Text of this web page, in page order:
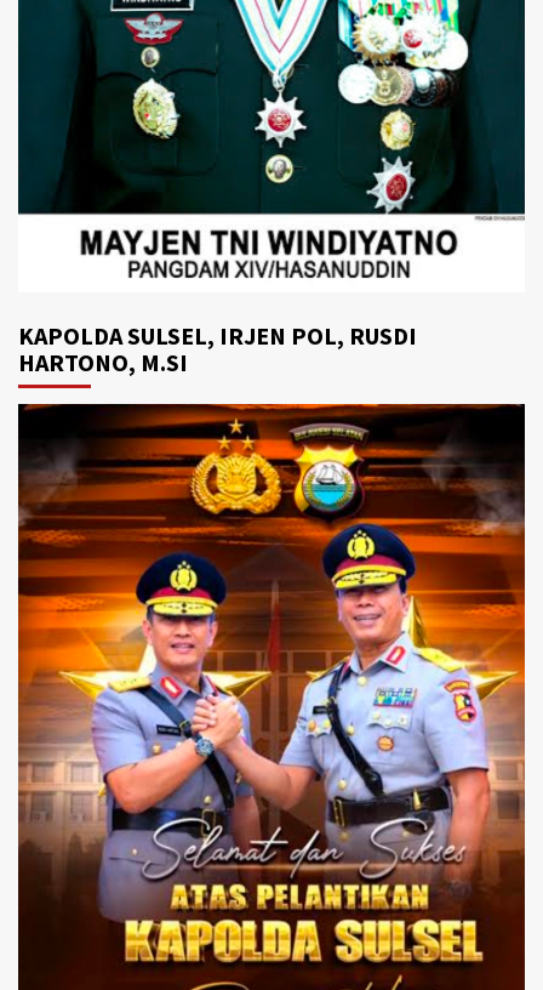
KAPOLDA SULSEL, IRJEN POL, RUSDI
HARTONO, M.SI